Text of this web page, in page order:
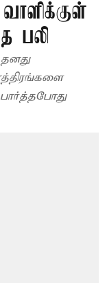
பலி
பார்த்தபோது